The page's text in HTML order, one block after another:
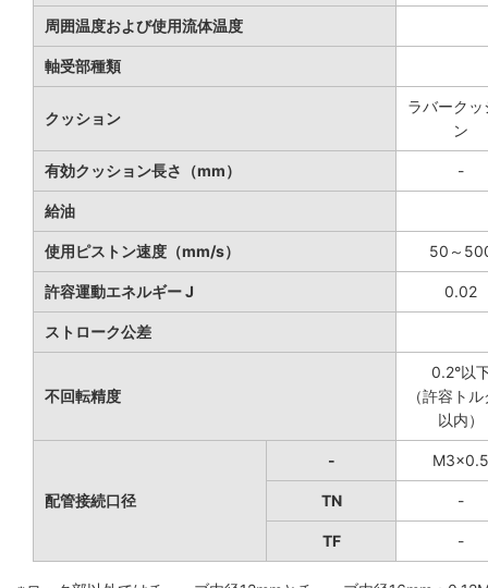
周囲温度および使用流体温度
軸受部種類
クッション
ラバークッ
ン
有効クッション長さ（mm） -
給油
使用ピストン速度（mm/s） 50～
許容運動エネルギー J 0.02
ストローク公差
不回転精度
0.2°以
（許容ト
以内）
配管接続口径
- M3×0.5
TN -
TF -